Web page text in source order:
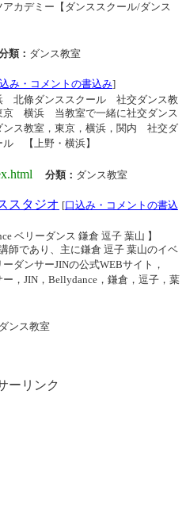
カデミー【ダンススクール/ダンス
類： ダンス教室
み・コメントの書込み]
條ダンススクール 社交ダンス教
横浜 当教室で一緒に社交ダンス
ス教室，東京，横浜，関内 社交ダ
【上野・横浜】
分類： ダンス教室
スタジオ [口込み・コメントの書込
ベリーダンス 鎌倉 逗子 葉山 】
師であり、主に鎌倉 逗子 葉山のイベ
ダンサーJINの公式WEBサイト，
，JIN，Bellydance，鎌倉，逗子，葉
ダンス教室
ーリンク